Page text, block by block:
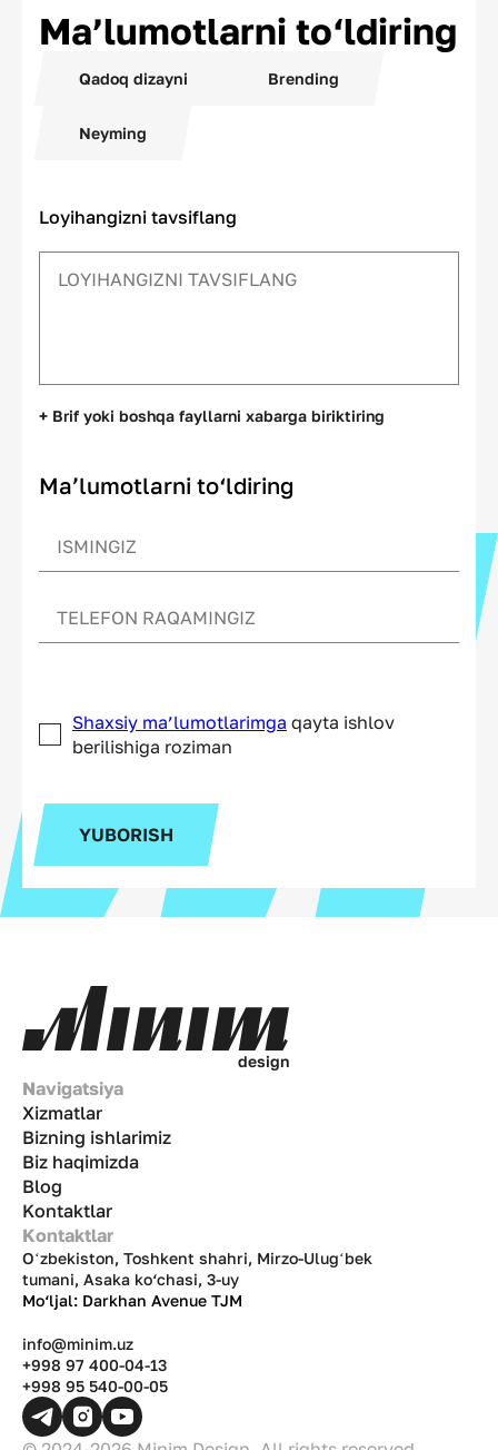
Ma’lumotlarni to‘ldiring
Qadoq dizayni Brending
Neyming
Loyihangizni tavsiflang
+ Brif yoki boshqa fayllarni xabarga biriktiring
Ma’lumotlarni to‘ldiring
Shaxsiy ma’lumotlarimga qayta ishlov
berilishiga roziman
YUBORISH
design
Navigatsiya
Xizmatlar
Bizning ishlarimiz
Biz haqimizda
Blog
Kontaktlar
Kontaktlar
Oʻzbekiston, Toshkent shahri, Mirzo-Ulugʻbek
tumani, Asaka ko‘chasi, 3-uy
Mo‘ljal: Darkhan Avenue TJM
info@minim.uz
+998 97 400-04-13
+998 95 540-00-05